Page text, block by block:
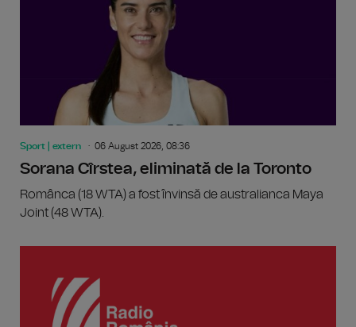
Sport | extern 06 August 2026, 08:36
Sorana Cîrstea, eliminată de la Toronto
Românca (18 WTA) a fost învinsă de australianca Maya
Joint (48 WTA).